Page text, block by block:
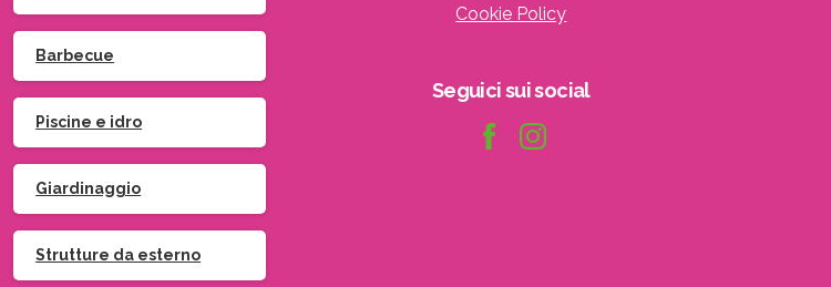
Barbecue
Piscine e idro
Giardinaggio
Strutture da esterno
Cookie Policy
Seguicisuisocial